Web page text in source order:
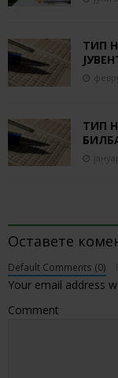
ТИП
ТИП
Оставете
Default Comments (0)
Your email address
Comment